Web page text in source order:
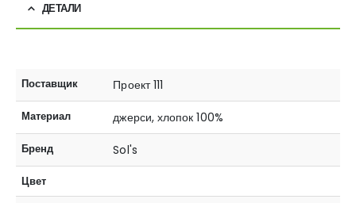
ДЕТАЛИ
Поставщик Проект 111
Материал джерси, хлопок 100%
Бренд Sol's
Цвет